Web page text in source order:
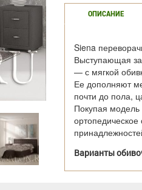
ОПИСАНИЕ
Siena
Выступающая
— с мягкой
Ее дополняют
почти до пола,
Покупая
Варианты